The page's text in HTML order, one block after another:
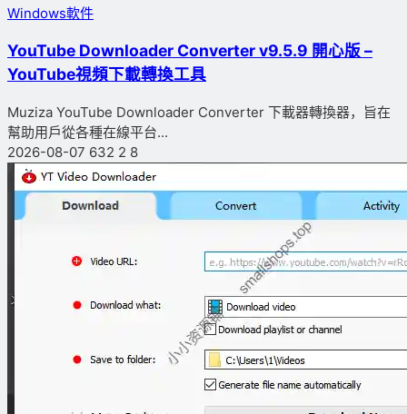
Windows軟件
YouTube Downloader Converter v9.5.9 開心版 –
YouTube視頻下載轉換工具
Muziza YouTube Downloader Converter 下載器轉換器，旨在
幫助用戶從各種在線平台...
2026-08-07 632 2 8